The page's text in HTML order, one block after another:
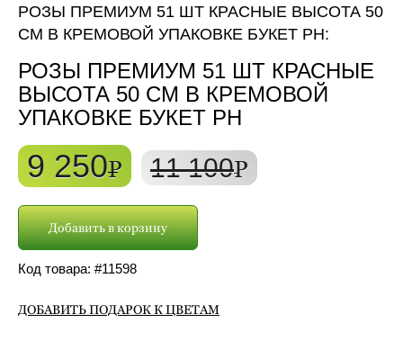
РОЗЫ ПРЕМИУМ 51 ШТ КРАСНЫЕ ВЫСОТА 50
СМ В КРЕМОВОЙ УПАКОВКЕ БУКЕТ РН:
РОЗЫ ПРЕМИУМ 51 ШТ КРАСНЫЕ
ВЫСОТА 50 СМ В КРЕМОВОЙ
УПАКОВКЕ БУКЕТ РН
9 250P 11 100P
Добавить в корзину
Код товара: #11598
ДОБАВИТЬ ПОДАРОК К ЦВЕТАМ